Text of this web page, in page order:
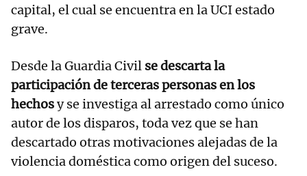
capital, el cual se encuentra en la UCI estado
grave.
Desde la Guardia Civil se descarta la
participación de terceras personas en los
hechosy se investiga al arrestado como único
autor de los disparos, toda vez que se han
descartado otras motivaciones alejadas de la
violencia doméstica como origen del suceso.